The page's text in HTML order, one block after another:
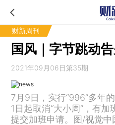
财新周刊
国风｜字节跳动
2021年09月06日第35期
7月9日，实行“996”多年
1日起取消“大小周”，有
提交加班申请。图/视觉中